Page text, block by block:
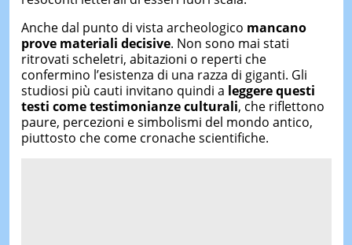
Anche dal punto di vista archeologico mancano
prove materiali decisive. Non sono mai stati
ritrovati scheletri, abitazioni o reperti che
confermino l’esistenza di una razza di giganti. Gli
studiosi più cauti invitano quindi a leggere questi
testi come testimonianze culturali, che riflettono
paure, percezioni e simbolismi del mondo antico,
piuttosto che come cronache scientifiche.